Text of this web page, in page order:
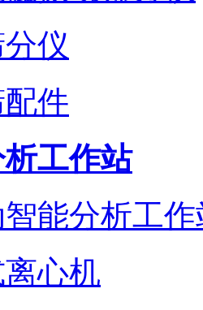
仪
件
工作站
能分析工作
心机